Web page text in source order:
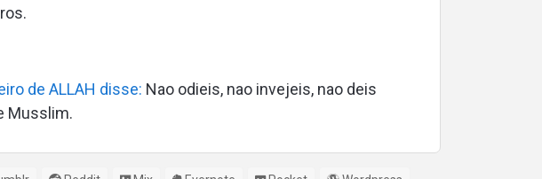
de ALLAH disse: Nao odieis, nao invejeis, nao deis
Musslim.